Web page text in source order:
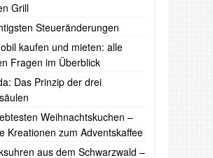
Grill
Steueränderungen
kaufen und mieten: alle
Fragen im Überblick
Das Prinzip der drei
Weihnachtskuchen –
Kreationen zum Adventskaffee
aus dem Schwarzwald –